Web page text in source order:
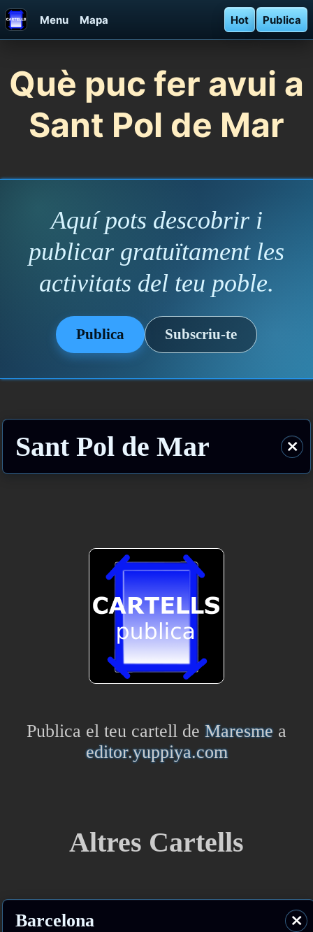
Menu Mapa Hot Publica
Què puc fer avui a
Sant Pol de Mar
Aquí pots descobrir i
publicar gratuïtament les
activitats del teu poble.
Publica Subscriu-te
Sant Pol de Mar ⨯
Publica el teu cartell de Maresme a
editor.yuppiya.com
Altres Cartells
Barcelona ⨯